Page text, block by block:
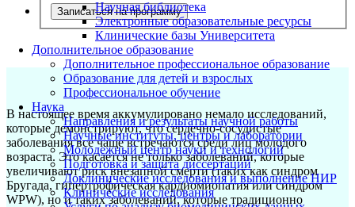
Научная библиотека
Электронные образовательные ресурсы
Клинические базы Университета
Дополнительное образование
Дополнительное профессиональное образование
Образование для детей и взрослых
Профессиональное обучение
Наука
Направления и результаты научной работы
Научные институты, центры и лаборатории
Молодежный центр науки и технологий
Подготовка и защита диссертаций
Доклинические исследования и выполнение НИР
Клинические исследования
Записаться на программу
В настоящее время аккумулировано немало исследований,
которые демонстрируют, что сердечно-сосудистые
заболевания все чаще встречаются среди лиц молодого
возраста. Это касается не только заболеваний, которые
увеличивают риск внезапной смерти (таких как синдром
Бругада, гипертрофическая кардиомиопатия или синдром
WPW), но и таких заболеваний, которые традиционно